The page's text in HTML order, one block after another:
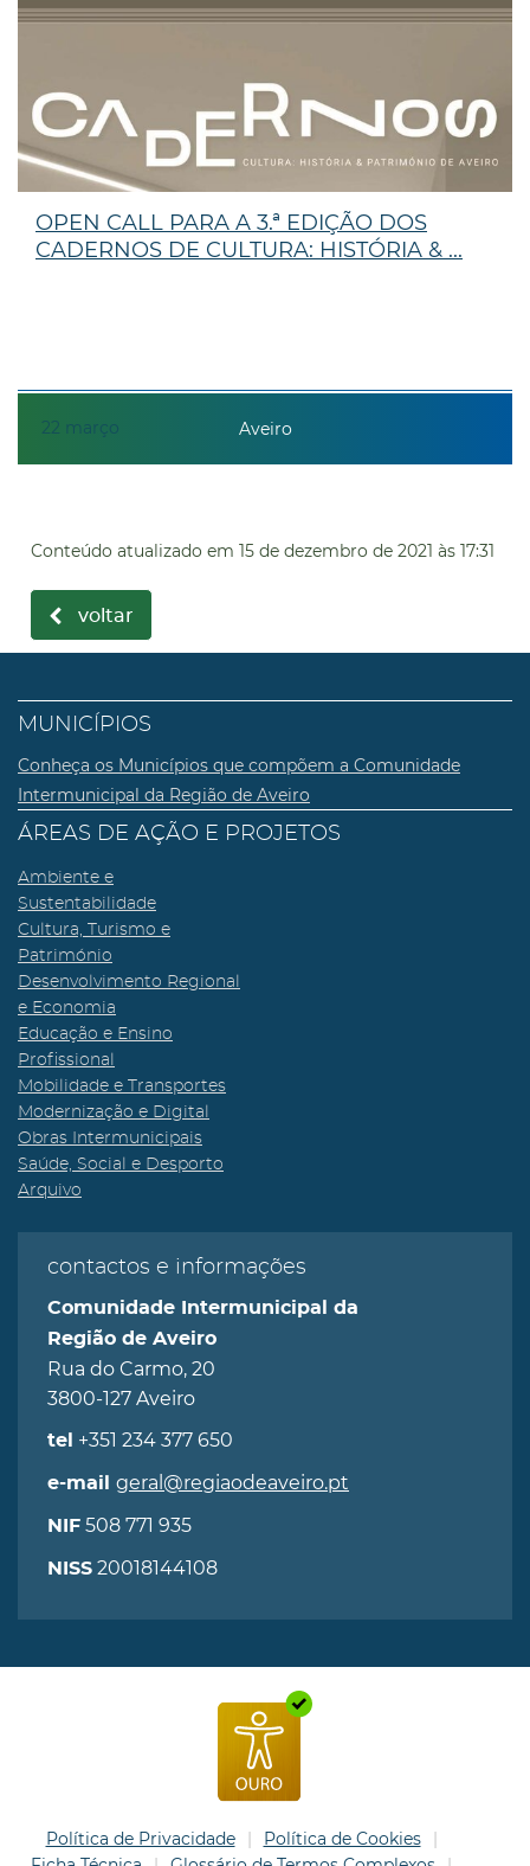
22 março
OPEN CALL PARA A 3.ª EDIÇÃO DOS
CADERNOS DE CULTURA: HISTÓRIA & ...
Aveiro
Conteúdo atualizado em 15 de dezembro de 2021 às 17:31
voltar
MUNICÍPIOS
Conheça os Municípios que compõem a Comunidade
Intermunicipal da Região de Aveiro
ÁREAS DE AÇÃO E PROJETOS
Ambiente e
Sustentabilidade
Cultura, Turismo e
Património
Desenvolvimento Regional
e Economia
Educação e Ensino
Profissional
Mobilidade e Transportes
Modernização e Digital
Obras Intermunicipais
Saúde, Social e Desporto
Arquivo
contactos e informações
Comunidade Intermunicipal da
Região de Aveiro
Rua do Carmo, 20
3800-127 Aveiro
tel +351 234 377 650
e-mail geral@regiaodeaveiro.pt
NIF 508 771 935
NISS 20018144108
Política de Privacidade
Política de Cookies